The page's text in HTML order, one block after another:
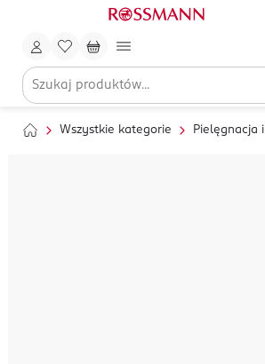
Wszystkie kategorie Pielęgnacja